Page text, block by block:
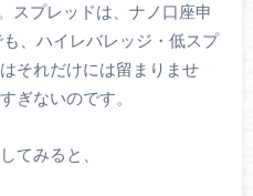
スプレッドは、ナノ口座申
、ハイレバレッジ・低スプ
それだけには留まりませ
ぎないのです。
てみると、